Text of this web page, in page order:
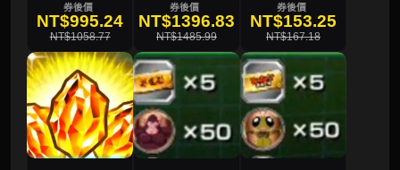
券後價
NT$995.24
NT$1058.77
券後價
NT$1396.83
NT$1485.99
券後價
NT$153.25
NT$167.18